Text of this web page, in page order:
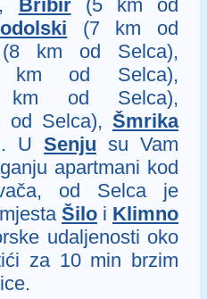
Bribir(5 km od
(7 km od
km od Selca),
od Selca),
od Selca),
Selca), Šmrika
U Senju su Vam
apartmani kod
od Selca je
Šilo i Klimno
udaljenosti oko
za 10 min brzim